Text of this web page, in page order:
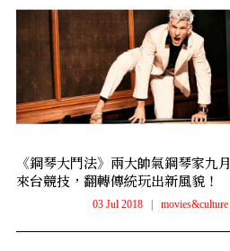
《鋼琴大鬥法》兩大帥氣鋼琴家九月
來台競技，翻轉傳統玩出新風貌！
03 Jul 2018 movies&culture